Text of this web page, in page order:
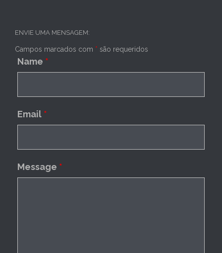
ENVIE UMA MENSAGEM:
Campos marcados com * são requeridos
Name *
Email *
Message *